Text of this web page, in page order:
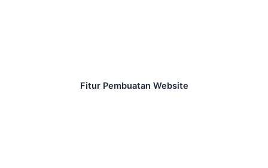
Fitur Pembuatan Website